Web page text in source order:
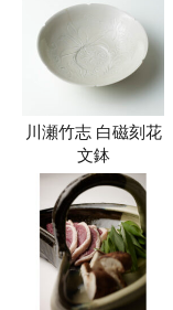
川瀬竹志 白磁刻花
文鉢